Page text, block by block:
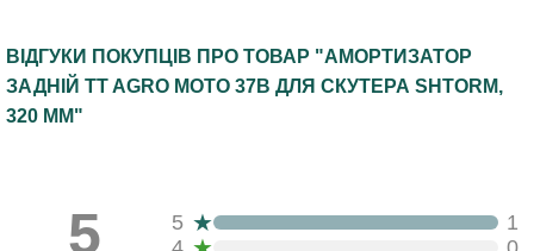
ВІДГУКИ ПОКУПЦІВ ПРО ТОВАР "АМОРТИЗАТОР
ЗАДНІЙ TT AGRO MOTO 37B ДЛЯ СКУТЕРА SHTORM,
320 ММ"
5 5 ★
1